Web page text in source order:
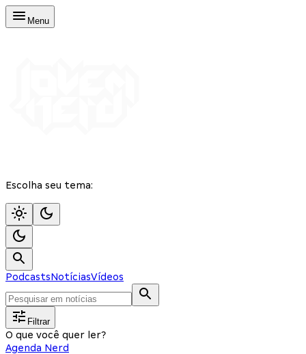
Menu
Escolha seu tema:
PodcastsNotíciasVídeos
Filtrar
O que você quer ler?
Agenda Nerd